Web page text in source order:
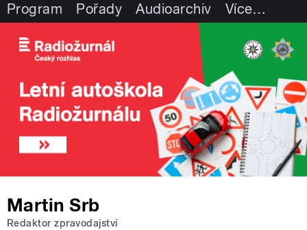
Program Pořady Audioarchiv Více…
Martin Srb
Redaktor zpravodajství